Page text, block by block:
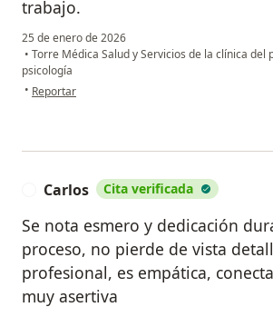
trabajo.
25 de enero de 2026
• Torre Médica Salud y Servicios de la clínica del
psicología
• en opinión del usuario D
Reportar
Carlos Cita verificada
Se nota esmero y dedicación
proceso, no pierde de vista
profesional, es empática,
muy asertiva